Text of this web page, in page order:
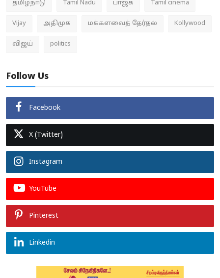
தமிழ்நாடு Tamil Nadu பாஜக Tamil cinema
Vijay அதிமுக மக்களவைத் தேர்தல் Kollywood
விஜய் politics
Follow Us
Facebook
X (Twitter)
Instagram
YouTube
Pinterest
Linkedin